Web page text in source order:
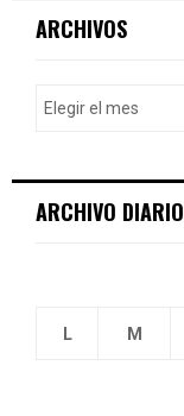
h
ARCHIVOS
ARCHIVO DIARIO
L M